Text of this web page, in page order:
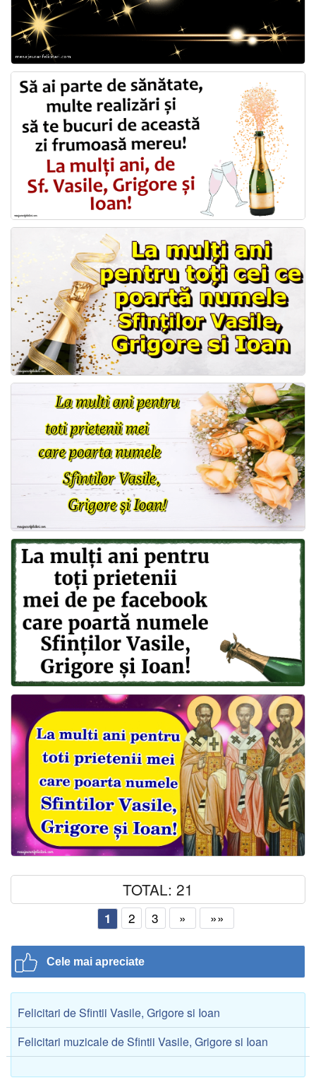
TOTAL: 21
1 2 3 » »»
Cele mai apreciate
Felicitari de Sfintii Vasile, Grigore si Ioan
Felicitari muzicale de Sfintii Vasile, Grigore si Ioan